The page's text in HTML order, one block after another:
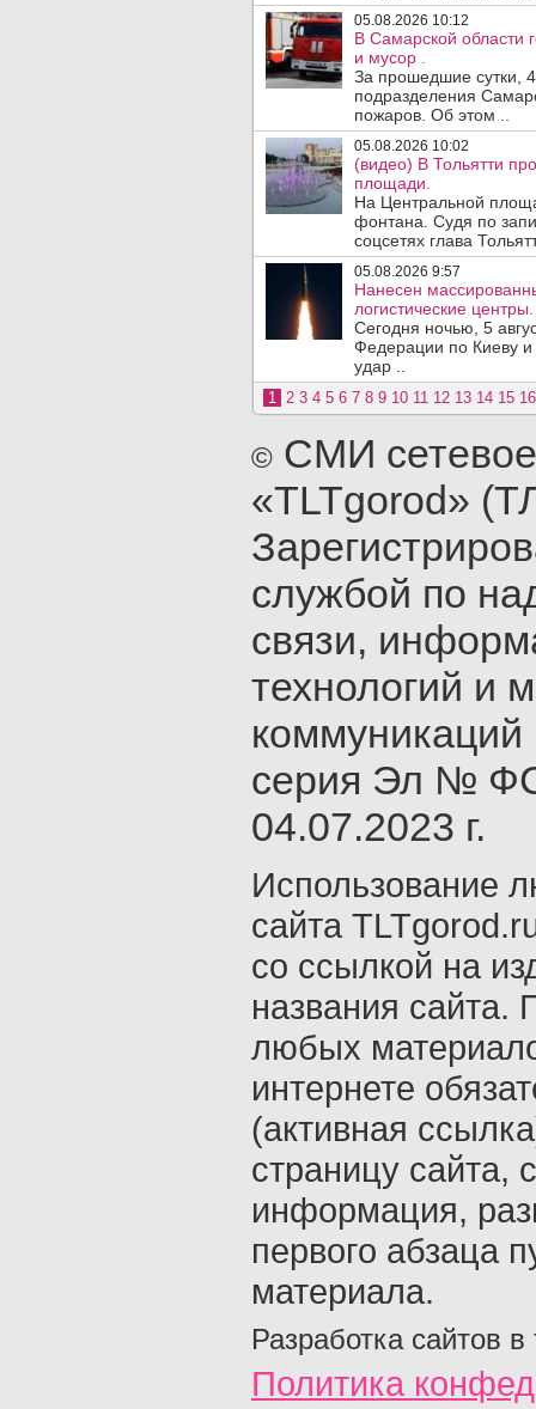
05.08.2026 10:12
В Самарской области
и мусор .
За прошедшие сутки,
подразделения
пожаров. Об этом ..
05.08.2026 10:02
(видео) В Тольятти
площади.
На Центральной
фонтана. Судя по
соцсетях глава
05.08.2026 9:57
Нанесен
логистические центры.
Сегодня ночью, 5
Федерации по Киеву и
удар ..
1 2 3 4 5 6 7 8 9 10 11 12 13 14 15 16
© СМИ
«TLTgorod»
службой по
связи,
технологий и
серия Эл №
04.07.2023 г.
Использование
сайта
со ссылкой на
названия сайта.
любых
интернете
(активная
страницу сайта,
информация,
первого абзаца
материала.
Разработка сайтов в
Политика